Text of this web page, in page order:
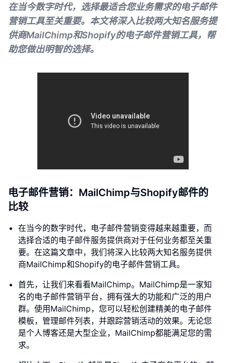
在当今数字时代，选择最适合您业务需求的电子邮件
营销工具至关重要。本文将深入比较两大知名服务提
供商MailChimp和Shopify的电子邮件营销工具，帮
助您做出明智的选择。
电子邮件营销：MailChimp与Shopify邮件的
比较
在当今的数字时代，电子邮件营销变得越来越重要，而
选择合适的电子邮件服务提供商对于任何业务都至关重
要。在这篇文章中，我们将深入比较两大知名服务提供
商MailChimp和Shopify的电子邮件营销工具。
首先，让我们来看看MailChimp。MailChimp是一家知
名的电子邮件营销平台，拥有强大的功能和广泛的用户
群。使用MailChimp，您可以轻松创建精美的电子邮件
模板，管理邮件列表，并跟踪营销活动的效果。无论您
是个人博客还是大型企业，MailChimp都能满足您的需
求。